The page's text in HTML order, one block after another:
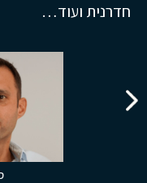
חדרנית ועוד…